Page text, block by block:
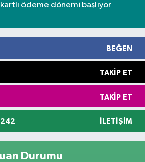
kartlı ödeme dönemi başlıyor
BEĞEN
TAKIP ET
TAKIP ET
İLETIŞIM
Durumu